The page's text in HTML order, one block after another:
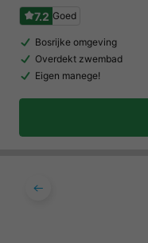
7.2 Goed
Bosrijke omgeving
Overdekt zwembad
Eigen manege!